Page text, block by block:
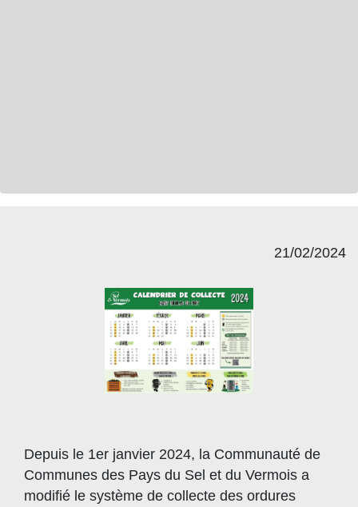
21/02/2024
Depuis le 1er janvier 2024, la Communauté de
Communes des Pays du Sel et du Vermois a
modifié le système de collecte des ordures